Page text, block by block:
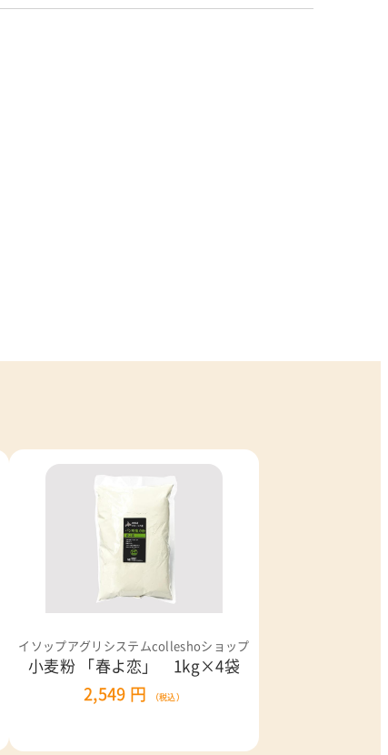
イソップアグリシステムcolleshoショップ
小麦粉 「春よ恋」 1kg×4袋
2,549 円 （税込）